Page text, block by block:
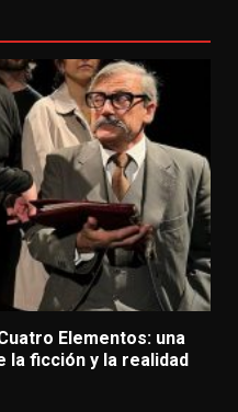
Elementos: una
la ficción y la realidad